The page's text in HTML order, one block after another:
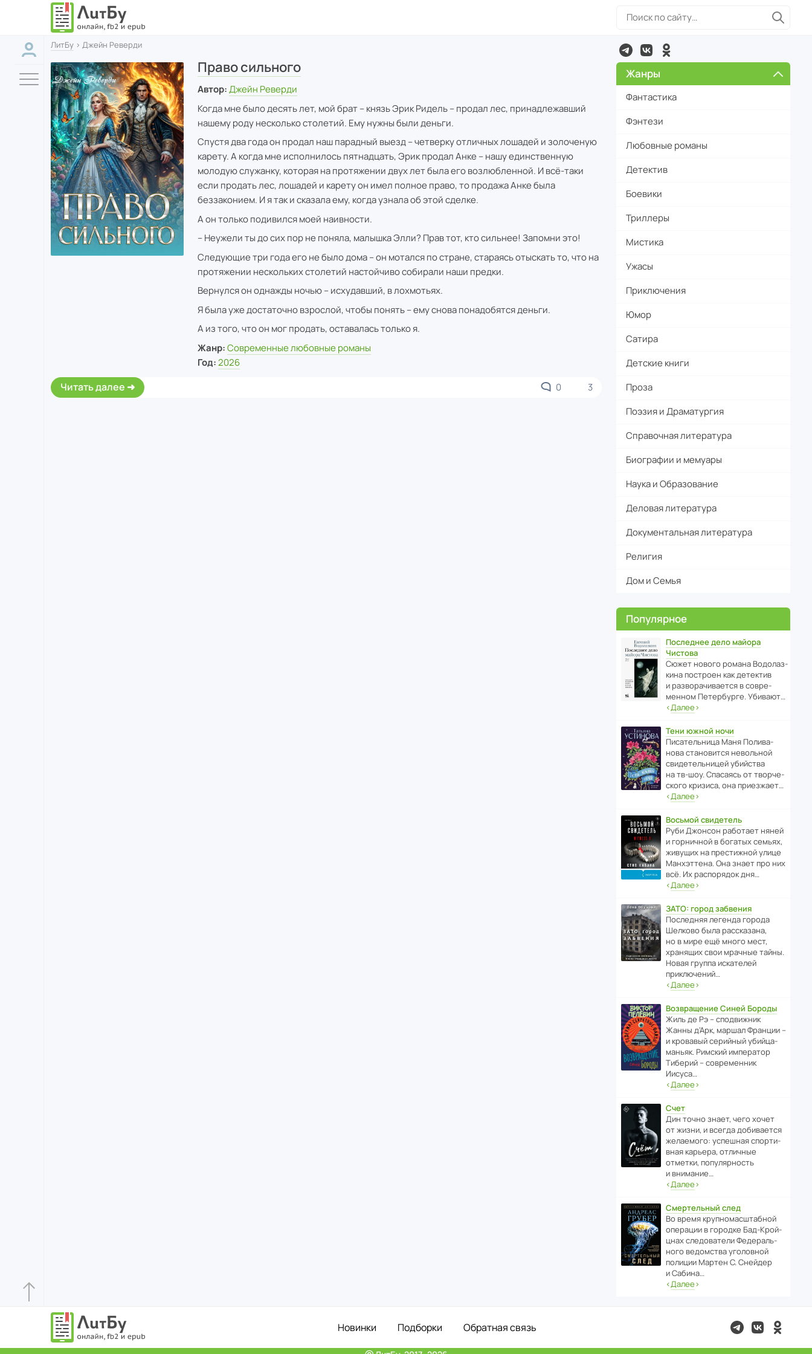
ЛитБу › Джейн Реверди
Право сильного
Автор: Джейн Реверди
Когда мне было десять лет, мой брат – князь Эрик Ридель – продал лес, принадлежавший
нашему роду несколько столетий. Ему нужны были деньги.
Спустя два года он продал наш парадный выезд – четверку отличных лошадей и золоченую
карету. А когда мне исполнилось пятнадцать, Эрик продал Анке – нашу единственную
молодую служанку, которая на протяжении двух лет была его возлюбленной. И всё-таки
если продать лес, лошадей и карету он имел полное право, то продажа Анке была
беззаконием. И я так и сказала ему, когда узнала об этой сделке.
А он только подивился моей наивности.
– Неужели ты до сих пор не поняла, малышка Элли? Прав тот, кто сильнее! Запомни это!
Следующие три года его не было дома – он мотался по стране, стараясь отыскать то, что на
протяжении нескольких столетий настойчиво собирали наши предки.
Вернулся он однажды ночью – исхудавший, в лохмотьях.
Я была уже достаточно взрослой, чтобы понять – ему снова понадобятся деньги.
А из того, что он мог продать, оставалась только я.
Жанр: Современные любовные романы
Год: 2026
Читать далее 0 3
Жанры
Фантастика
Фэнтези
Любовные романы
Детектив
Боевики
Триллеры
Мистика
Ужасы
Приключения
Юмор
Сатира
Детские книги
Проза
Поэзия и Драматургия
Справочная литература
Биографии и мемуары
Наука и Образование
Деловая литература
Документальная литература
Религия
Дом и Семья
Популярное
Последнее дело майора
Чистова
Сюжет нового романа Водо­ла­з­
кина пост­роен как дете­ктив
и разво­ра­чи­ва­ется в совре­
менном Пете­р­бурге. Убивают…
‹Далее›
Тени южной ночи
Писа­тель­ница Маня Поли­ва­
нова стано­вится невольной
свиде­тель­ницей убийства
на тв-шоу. Спасаясь от твор­че­
с­кого кризиса, она приезжает…
‹Далее›
Восьмой свидетель
Руби Джонсон рабо­тает няней
и горни­чной в богатых семьях,
живущих на прес­ти­жной улице
Манх­эт­тена. Она знает про них
всё. Их распо­рядок дня…
‹Далее›
ЗАТО: город забвения
После­дняя легенда города
Шелково была расска­зана,
но в мире ещё много мест,
хранящих свои мрачные тайны.
Новая группа иска­телей
приключений…
‹Далее›
Возвращение Синей Бороды
Жиль де Рэ – спод­ви­жник
Жанны д’Арк, маршал Франции –
и кровавый серийный убийца-
маньяк. Римский импе­ратор
Тиберий – совре­менник
Иисуса…
‹Далее›
Счет
Дин точно знает, чего хочет
от жизни, и всегда доби­ва­ется
жела­е­мого: успе­шная спор­ти­
вная карьера, отли­чные
отметки, попу­ля­р­ность
и внимание…
‹Далее›
Смертельный след
Во время круп­но­мас­ш­та­бной
операции в городке Бад‑Крой­
цнах следо­ва­тели Феде­раль­
ного ведомства уголо­вной
полиции Мартен С. Снейдер
и Сабина…
‹Далее›
Новинки Подборки Обратная связь